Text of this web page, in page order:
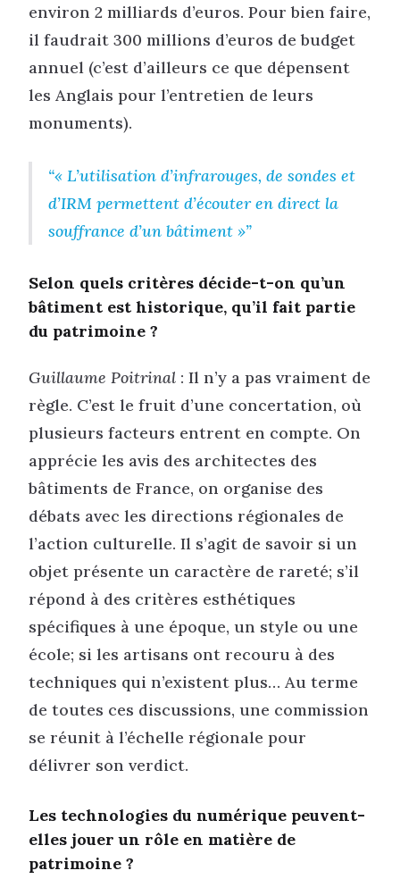
environ 2 milliards d’euros. Pour bien faire,
il faudrait 300 millions d’euros de budget
annuel (c’est d’ailleurs ce que dépensent
les Anglais pour l’entretien de leurs
monuments).
« L’utilisation d’infrarouges, de sondes et
d’IRM permettent d’écouter en direct la
souffrance d’un bâtiment »
Selon quels critères décide-t-on qu’un
bâtiment est historique, qu’il fait partie
du patrimoine ?
Guillaume Poitrinal : Il n’y a pas vraiment de
règle. C’est le fruit d’une concertation, où
plusieurs facteurs entrent en compte. On
apprécie les avis des architectes des
bâtiments de France, on organise des
débats avec les directions régionales de
l’action culturelle. Il s’agit de savoir si un
objet présente un caractère de rareté; s’il
répond à des critères esthétiques
spécifiques à une époque, un style ou une
école; si les artisans ont recouru à des
techniques qui n’existent plus… Au terme
de toutes ces discussions, une commission
se réunit à l’échelle régionale pour
délivrer son verdict.
Les technologies du numérique peuvent-
elles jouer un rôle en matière de
patrimoine ?